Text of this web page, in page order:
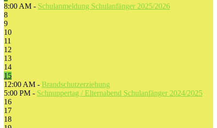
8:00 AM - Schulanmeldung Schulanfänger 2025/2026
8
9
10
11
12
13
14
15
12:00 AM - Brandschutzerziehung
5:00 PM - Schnuppertag / Elternabend Schulanfänger 2024/2025
16
17
18